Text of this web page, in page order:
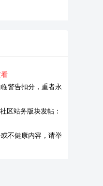
警告扣分，重者永
区站务版块发帖：
不健康内容，请举